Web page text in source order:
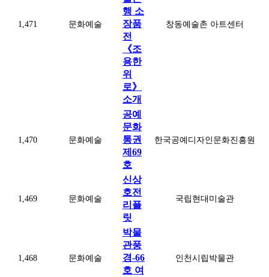
1,471 문화예술
행 소
장품
전
《조
용한
위
로》
소개
창동예술촌 아트센터
1,470 문화예술
공예
문화
통권
제69
호
한국공예디자인문화진흥원
1,469 문화예술
신상
호전
리플
릿
국립현대미술관
1,468 문화예술
박물
관풍
경-66
호 여
인천시립박물관